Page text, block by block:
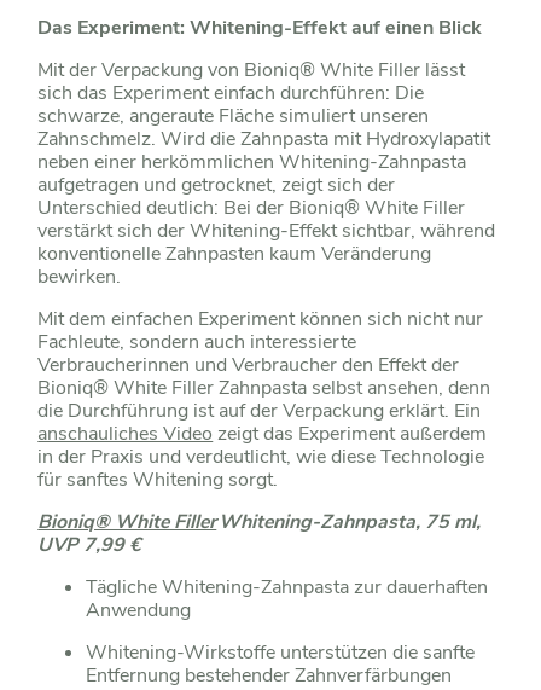
Das Experiment: Whitening-Effekt auf einen Blick
Mit der Verpackung von Bioniq® White Filler lässt
sich das Experiment einfach durchführen: Die
schwarze, angeraute Fläche simuliert unseren
Zahnschmelz. Wird die Zahnpasta mit Hydroxylapatit
neben einer herkömmlichen Whitening-Zahnpasta
aufgetragen und getrocknet, zeigt sich der
Unterschied deutlich: Bei der Bioniq® White Filler
verstärkt sich der Whitening-Effekt sichtbar, während
konventionelle Zahnpasten kaum Veränderung
bewirken.
Mit dem einfachen Experiment können sich nicht nur
Fachleute, sondern auch interessierte
Verbraucherinnen und Verbraucher den Effekt der
Bioniq® White Filler Zahnpasta selbst ansehen, denn
die Durchführung ist auf der Verpackung erklärt. Ein
anschauliches Video zeigt das Experiment außerdem
in der Praxis und verdeutlicht, wie diese Technologie
für sanftes Whitening sorgt.
Bioniq® White FillerWhitening-Zahnpasta, 75 ml,
UVP 7,99 €
Tägliche Whitening-Zahnpasta zur dauerhaften
Anwendung
Whitening-Wirkstoffe unterstützen die sanfte
Entfernung bestehender Zahnverfärbungen